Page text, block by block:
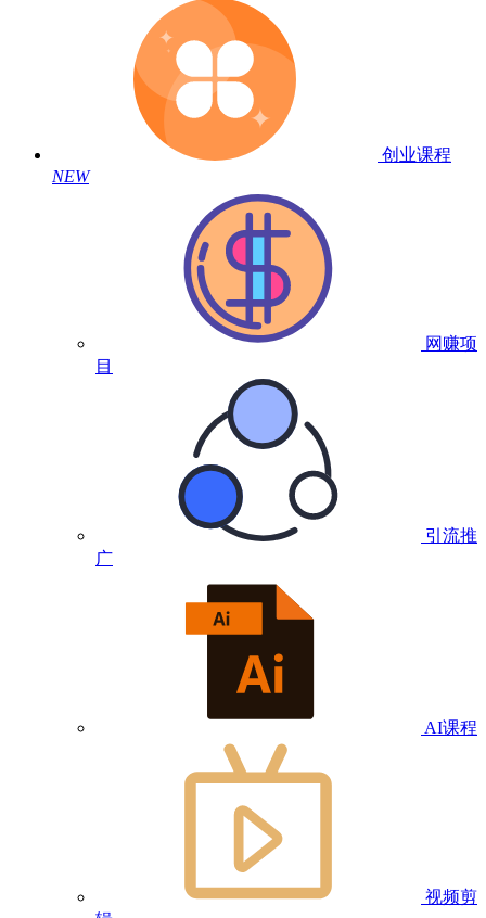
创业课程
NEW
网赚项
目
引流推
广
AI课程
视频剪